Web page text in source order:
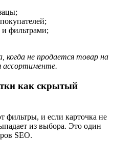
фильтрами;
не продается товар на
ассортименте.
как скрытый
фильтры, и если карточка не
из выбора. Это один
SEO.